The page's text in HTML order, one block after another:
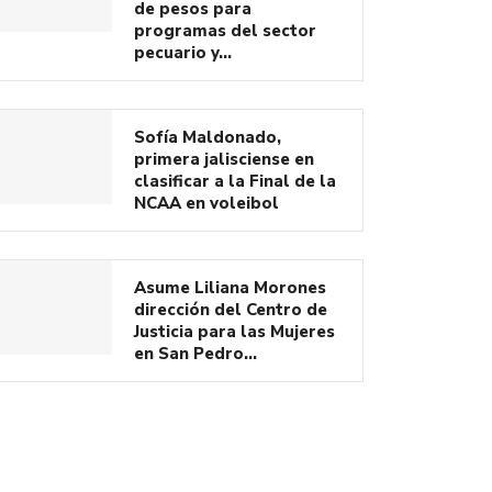
de pesos para
programas del sector
pecuario y…
Sofía Maldonado,
primera jalisciense en
clasificar a la Final de la
NCAA en voleibol
Asume Liliana Morones
dirección del Centro de
Justicia para las Mujeres
en San Pedro…